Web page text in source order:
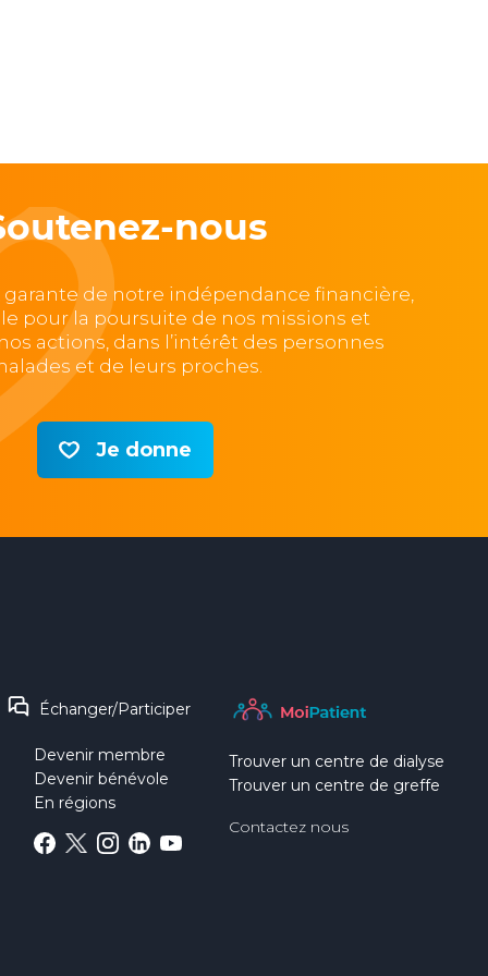
nous
garante de notre indépendance financière,
pour la poursuite de nos missions et
actions, dans l’intérêt des personnes
et de leurs proches.
Je donne
Échanger/Participer
Devenir membre
Devenir bénévole
En régions
Trouver un centre de dialyse
Trouver un centre de greffe
Contactez nous